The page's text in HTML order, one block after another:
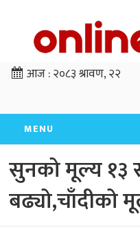
आज :२०८३ श्रावण, २२
MENU
सुनको मूल्य १३
बढ्यो,चाँदीको